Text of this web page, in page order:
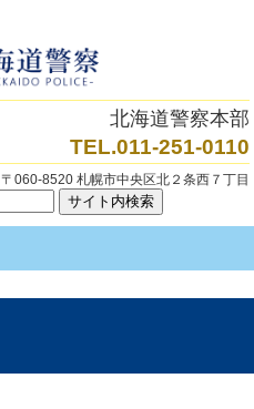
北海道警察本部
TEL.011-251-0110
〒060-8520 札幌市中央区北２条西７丁目